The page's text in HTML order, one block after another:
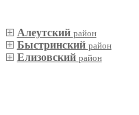
Алеутский район
Быстринский район
Елизовский район